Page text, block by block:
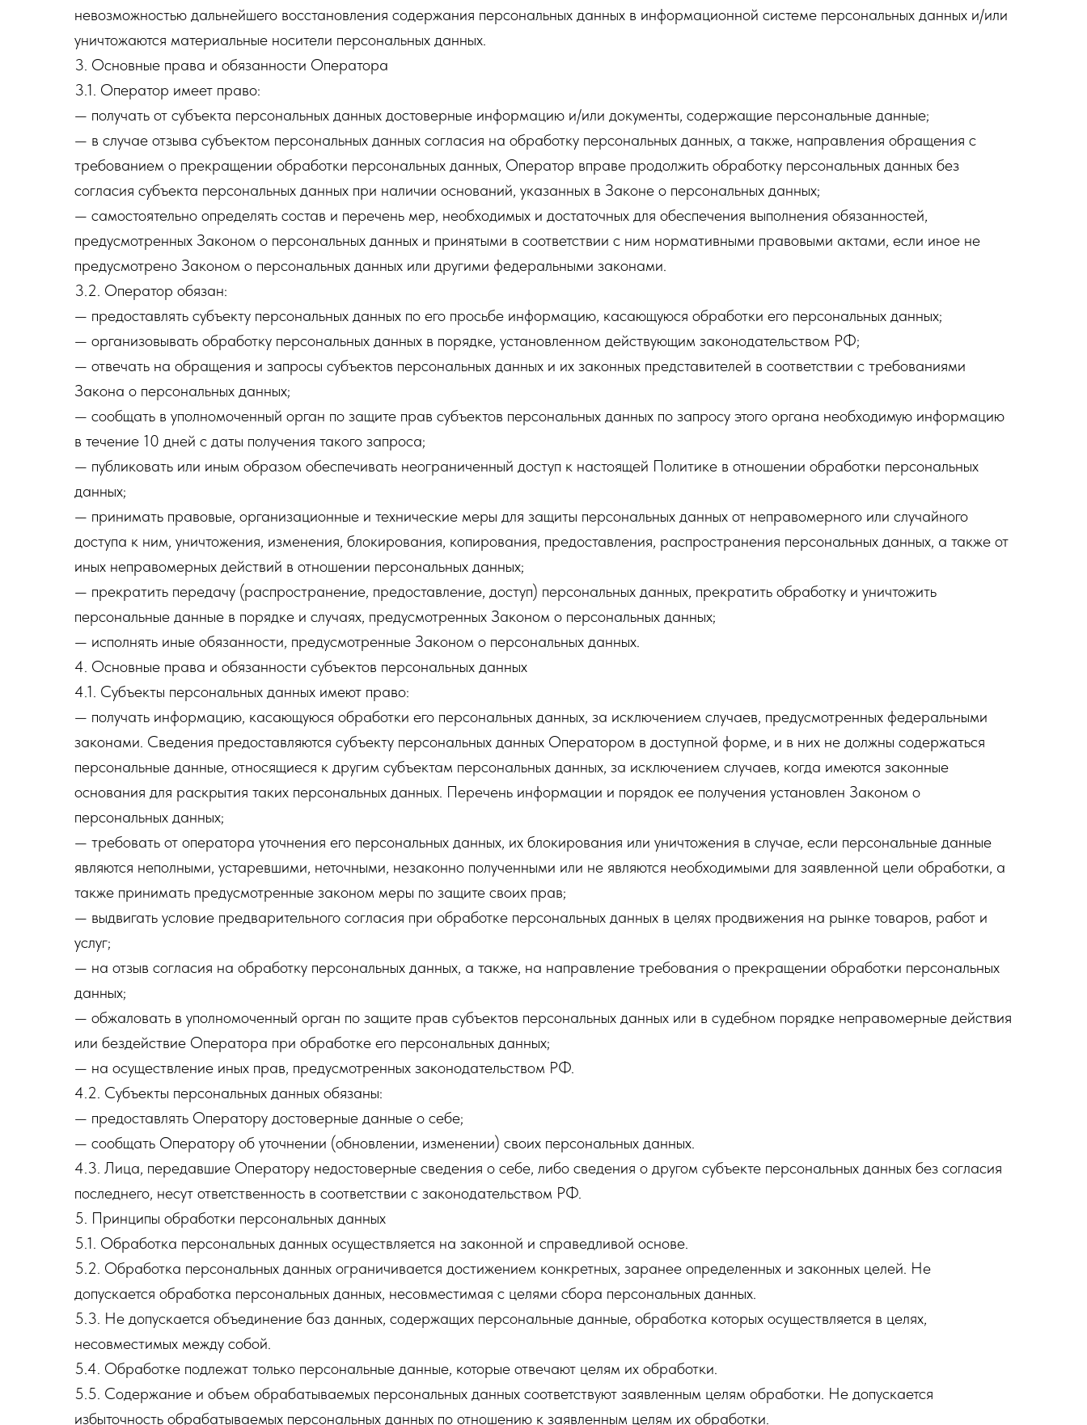
невозможностью дальнейшего восстановления содержания персональных данных в информационной системе персональных данных и/или
уничтожаются материальные носители персональных данных.
3. Основные права и обязанности Оператора
3.1. Оператор имеет право:
— получать от субъекта персональных данных достоверные информацию и/или документы, содержащие персональные данные;
— в случае отзыва субъектом персональных данных согласия на обработку персональных данных, а также, направления обращения с
требованием о прекращении обработки персональных данных, Оператор вправе продолжить обработку персональных данных без
согласия субъекта персональных данных при наличии оснований, указанных в Законе о персональных данных;
— самостоятельно определять состав и перечень мер, необходимых и достаточных для обеспечения выполнения обязанностей,
предусмотренных Законом о персональных данных и принятыми в соответствии с ним нормативными правовыми актами, если иное не
предусмотрено Законом о персональных данных или другими федеральными законами.
3.2. Оператор обязан:
— предоставлять субъекту персональных данных по его просьбе информацию, касающуюся обработки его персональных данных;
— организовывать обработку персональных данных в порядке, установленном действующим законодательством РФ;
— отвечать на обращения и запросы субъектов персональных данных и их законных представителей в соответствии с требованиями
Закона о персональных данных;
— сообщать в уполномоченный орган по защите прав субъектов персональных данных по запросу этого органа необходимую информацию
в течение 10 дней с даты получения такого запроса;
— публиковать или иным образом обеспечивать неограниченный доступ к настоящей Политике в отношении обработки персональных
данных;
— принимать правовые, организационные и технические меры для защиты персональных данных от неправомерного или случайного
доступа к ним, уничтожения, изменения, блокирования, копирования, предоставления, распространения персональных данных, а также от
иных неправомерных действий в отношении персональных данных;
— прекратить передачу (распространение, предоставление, доступ) персональных данных, прекратить обработку и уничтожить
персональные данные в порядке и случаях, предусмотренных Законом о персональных данных;
— исполнять иные обязанности, предусмотренные Законом о персональных данных.
4. Основные права и обязанности субъектов персональных данных
4.1. Субъекты персональных данных имеют право:
— получать информацию, касающуюся обработки его персональных данных, за исключением случаев, предусмотренных федеральными
законами. Сведения предоставляются субъекту персональных данных Оператором в доступной форме, и в них не должны содержаться
персональные данные, относящиеся к другим субъектам персональных данных, за исключением случаев, когда имеются законные
основания для раскрытия таких персональных данных. Перечень информации и порядок ее получения установлен Законом о
персональных данных;
— требовать от оператора уточнения его персональных данных, их блокирования или уничтожения в случае, если персональные данные
являются неполными, устаревшими, неточными, незаконно полученными или не являются необходимыми для заявленной цели обработки, а
также принимать предусмотренные законом меры по защите своих прав;
— выдвигать условие предварительного согласия при обработке персональных данных в целях продвижения на рынке товаров, работ и
услуг;
— на отзыв согласия на обработку персональных данных, а также, на направление требования о прекращении обработки персональных
данных;
— обжаловать в уполномоченный орган по защите прав субъектов персональных данных или в судебном порядке неправомерные действия
или бездействие Оператора при обработке его персональных данных;
— на осуществление иных прав, предусмотренных законодательством РФ.
4.2. Субъекты персональных данных обязаны:
— предоставлять Оператору достоверные данные о себе;
— сообщать Оператору об уточнении (обновлении, изменении) своих персональных данных.
4.3. Лица, передавшие Оператору недостоверные сведения о себе, либо сведения о другом субъекте персональных данных без согласия
последнего, несут ответственность в соответствии с законодательством РФ.
5. Принципы обработки персональных данных
5.1. Обработка персональных данных осуществляется на законной и справедливой основе.
5.2. Обработка персональных данных ограничивается достижением конкретных, заранее определенных и законных целей. Не
допускается обработка персональных данных, несовместимая с целями сбора персональных данных.
5.3. Не допускается объединение баз данных, содержащих персональные данные, обработка которых осуществляется в целях,
несовместимых между собой.
5.4. Обработке подлежат только персональные данные, которые отвечают целям их обработки.
5.5. Содержание и объем обрабатываемых персональных данных соответствуют заявленным целям обработки. Не допускается
избыточность обрабатываемых персональных данных по отношению к заявленным целям их обработки.